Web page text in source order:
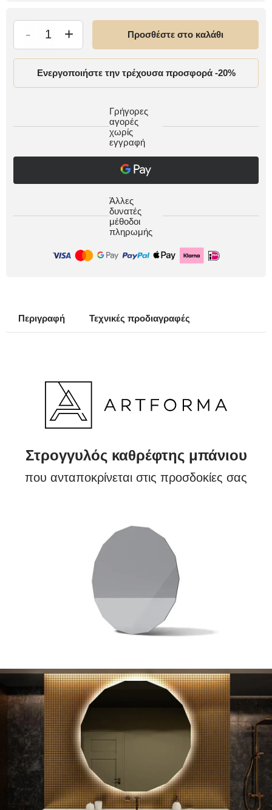
- + Προσθέστε στο καλάθι
Ενεργοποιήστε την τρέχουσα προσφορά -20%
Γρήγορες
αγορές
χωρίς
εγγραφή
Άλλες
δυνατές
μέθοδοι
πληρωμής
Περιγραφή Τεχνικές προδιαγραφές
Στρογγυλός καθρέφτης μπάνιου
που ανταποκρίνεται στις προσδοκίες σας